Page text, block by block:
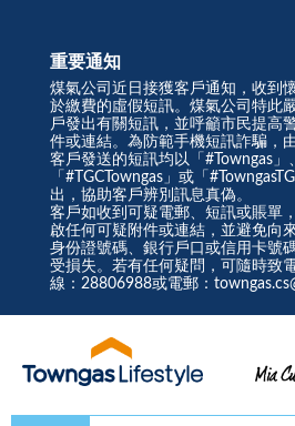
重要通知
煤氣公司近日接獲客戶通知，收到
於繳費的虛假短訊。煤氣公司特此
戶發出有關短訊，並呼籲市民提高
件或連結。為防範手機短訊詐騙，
客戶發送的短訊均以「#Towngas」
「#TGCTowngas」或「
出，協助客戶辨別訊息真偽。
客戶如收到可疑電郵、短訊或賬單
啟任何可疑附件或連結，並避免向
身份證號碼、銀行戶口或信用卡號
受損失。若有任何疑問，可隨時致
線：28806988或電郵：